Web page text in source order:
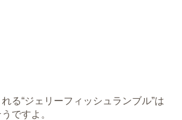
る“ジェリーフィッシュランブル”は
ですよ。